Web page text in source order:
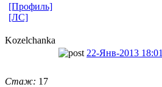
[Профиль]
[ЛС]
Kozelchanka
Стаж: 17
22-Янв-2013 18:01